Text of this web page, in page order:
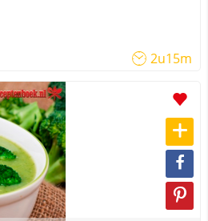
2u15m